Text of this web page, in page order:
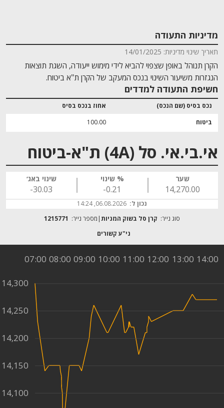
אי.בי.אי. סל (4A) ת"א-ביטוח
שער
14,270.00
% שינוי
‎-0.21
שינוי באג׳
‎-30.03
נכון ל: 06.08.2026, 14:24
סוג נייר: קרן סל בשוק המניות מספר נייר: 1215771
07:00 08:00 09:00 10:00 11:00 12:00 13:00 14:00
14,100
14,150
14,200
14,250
14,300
מדיניות התעודה
תאריך שינוי מדיניות: 14/01/2025
הקרן תנוהל באופן שצפוי להביא לידי מימוש ייעודה, השגת תוצאות
הנגזרות משיעור השינוי בנכס המעקב של הקרן ת"א ביטוח.
חשיפת התעודה למדדים
נכס בסיס (שם הנכס) אחוז בנכס בסיס
ביטוח 100.00